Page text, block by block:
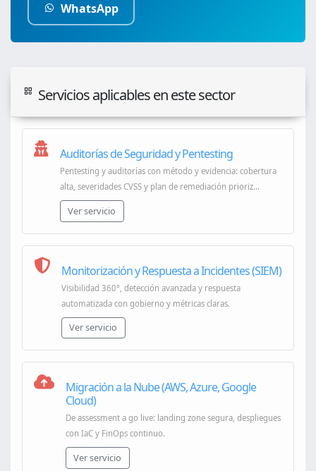
WhatsApp
Servicios aplicables en este sector
Auditorías de Seguridad y Pentesting
Pentesting y auditorías con método y evidencia: cobertura
alta, severidades CVSS y plan de remediación prioriz...
Ver servicio
Monitorización y Respuesta a Incidentes (SIEM)
Visibilidad 360°, detección avanzada y respuesta
automatizada con gobierno y métricas claras.
Ver servicio
Migración a la Nube (AWS, Azure, Google
Cloud)
De assessment a go live: landing zone segura, despliegues
con IaC y FinOps continuo.
Ver servicio